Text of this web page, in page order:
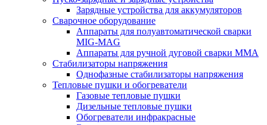
Зарядные устройства для аккумуляторов
Сварочное оборудование
Аппараты для полуавтоматической сварки
MIG-MAG
Аппараты для ручной дуговой сварки MMA
Стабилизаторы напряжения
Однофазные стабилизаторы напряжения
Тепловые пушки и обогреватели
Газовые тепловые пушки
Дизельные тепловые пушки
Обогреватели инфракрасные